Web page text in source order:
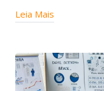
Leia Mais